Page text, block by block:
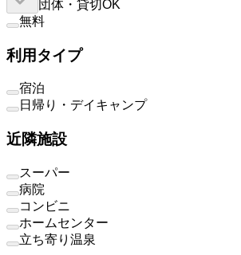
団体・貸切OK
無料
利用タイプ
宿泊
日帰り・デイキャンプ
近隣施設
スーパー
病院
コンビニ
ホームセンター
立ち寄り温泉